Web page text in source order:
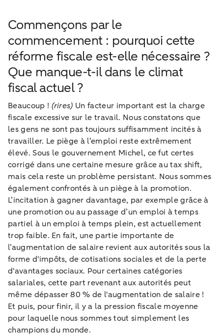
Commençons par le
commencement : pourquoi cette
réforme fiscale est-elle nécessaire ?
Que manque-t-il dans le climat
fiscal actuel ?
Beaucoup ! (rires) Un facteur important est la charge
fiscale excessive sur le travail. Nous constatons que
les gens ne sont pas toujours suffisamment incités à
travailler. Le piège à l’emploi reste extrêmement
élevé. Sous le gouvernement Michel, ce fut certes
corrigé dans une certaine mesure grâce au tax shift,
mais cela reste un problème persistant. Nous sommes
également confrontés à un piège à la promotion.
L’incitation à gagner davantage, par exemple grâce à
une promotion ou au passage d’un emploi à temps
partiel à un emploi à temps plein, est actuellement
trop faible. En fait, une partie importante de
l’augmentation de salaire revient aux autorités sous la
forme d'impôts, de cotisations sociales et de la perte
d'avantages sociaux. Pour certaines catégories
salariales, cette part revenant aux autorités peut
même dépasser 80 % de l'augmentation de salaire !
Et puis, pour finir, il y a la pression fiscale moyenne
pour laquelle nous sommes tout simplement les
champions du monde.